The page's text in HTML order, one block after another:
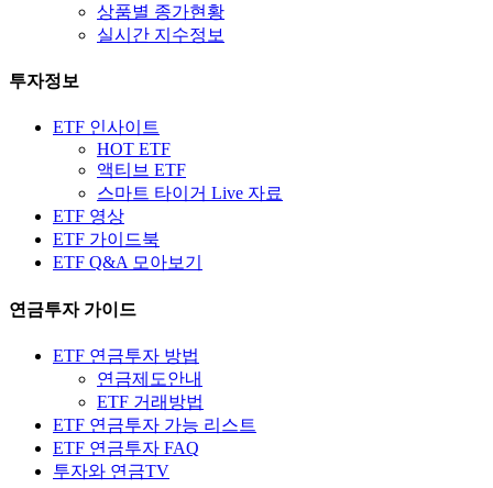
상품별 종가현황
실시간 지수정보
투자정보
ETF 인사이트
HOT ETF
액티브 ETF
스마트 타이거 Live 자료
ETF 영상
ETF 가이드북
ETF Q&A 모아보기
연금투자 가이드
ETF 연금투자 방법
연금제도안내
ETF 거래방법
ETF 연금투자 가능 리스트
ETF 연금투자 FAQ
투자와 연금TV